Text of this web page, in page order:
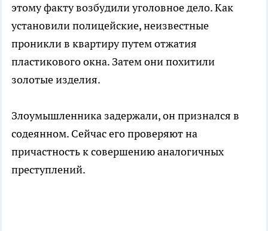
этому факту возбудили уголовное дело. Как
установили полицейские, неизвестные
проникли в квартиру путем отжатия
пластикового окна. Затем они похитили
золотые изделия.
Злоумышленника задержали, он признался в
содеянном. Сейчас его проверяют на
причастность к совершению аналогичных
преступлений.